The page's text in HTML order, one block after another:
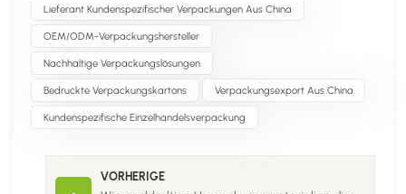
Lieferant Kundenspezifischer Verpackungen Aus China
OEM/ODM-Verpackungshersteller
Nachhaltige Verpackungslösungen
Bedruckte Verpackungskartons Verpackungsexport Aus China
Kundenspezifische Einzelhandelsverpackung
VORHERIGE